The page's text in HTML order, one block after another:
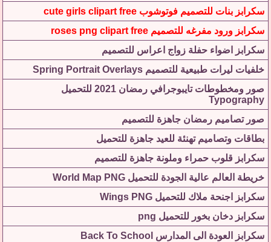
سكرابز بنات للتصميم فوتوشوب cute girls clipart free
سكرابز ورود مفرغه للتصميم roses png clipart free
سكرابز اضواء حفلة زواج اعراس للتصميم
خلفيات ليرات طبيعية للتصميم Spring Portrait Overlays
صور ومخطوطات تايبوجرافي رمضان 2021 للتحميل
Typography
صور تصاميم رمضان جاهزة للتصميم
بطاقات وتصاميم تهنئة للعيد جاهزة للتحميل
سكرابز قلوب حمراء وملونة جاهزة للتصميم
خريطة العالم عالية الجودة للتحميل World Map PNG
سكرابز اجنحة ملاك للتحميل Wings PNG
سكرابز دخان بخور للتحميل png
سكرابز العودة الى المدارس Back To School